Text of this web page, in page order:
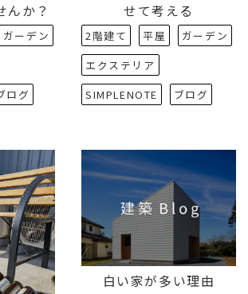
んか？
ガーデン
ログ
せて考える
2階建て 平屋
ガーデン
エクステリア
SIMPLENOTE
ブログ
白い家が多い理由